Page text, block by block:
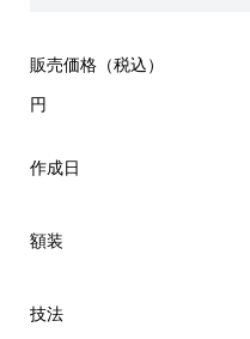
販売価格（税込）
円
作成日
額装
技法